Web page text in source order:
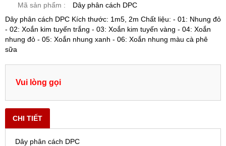
Mã sản phẩm :
Dây phân cách DPC
Dây phân cách DPC Kích thước: 1m5, 2m Chất liệu: - 01: Nhung đỏ
- 02: Xoắn kim tuyến trắng - 03: Xoắn kim tuyến vàng - 04: Xoắn
nhung đỏ - 05: Xoắn nhung xanh - 06: Xoắn nhung màu cà phê
sữa
Vui lòng gọi
CHI TIẾT
Dây phân cách DPC